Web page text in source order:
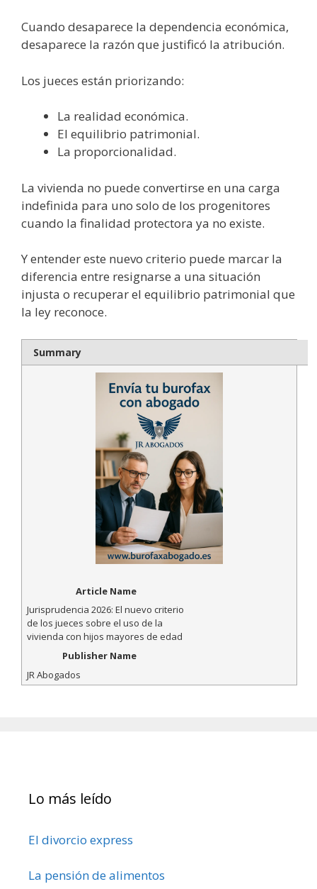
Cuando desaparece la dependencia económica,
desaparece la razón que justificó la atribución.
Los jueces están priorizando:
La realidad económica.
El equilibrio patrimonial.
La proporcionalidad.
La vivienda no puede convertirse en una carga
indefinida para uno solo de los progenitores
cuando la finalidad protectora ya no existe.
Y entender este nuevo criterio puede marcar la
diferencia entre resignarse a una situación
injusta o recuperar el equilibrio patrimonial que
la ley reconoce.
Summary
Article Name
Jurisprudencia 2026: El nuevo criterio
de los jueces sobre el uso de la
vivienda con hijos mayores de edad
Publisher Name
JR Abogados
Lo más leído
El divorcio express
La pensión de alimentos